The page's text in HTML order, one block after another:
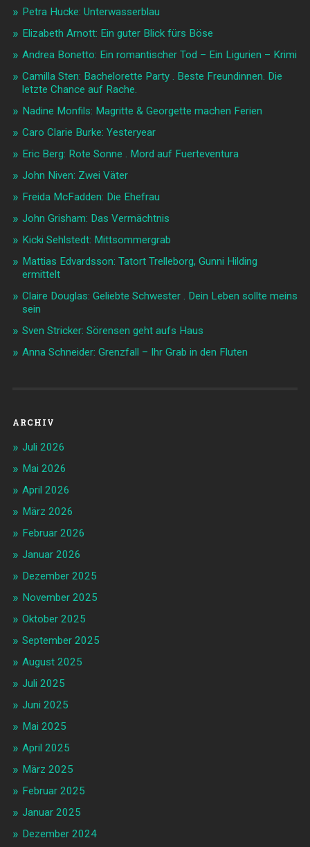
Petra Hucke: Unterwasserblau
Elizabeth Arnott: Ein guter Blick fürs Böse
Andrea Bonetto: Ein romantischer Tod – Ein Ligurien – Krimi
Camilla Sten: Bachelorette Party . Beste Freundinnen. Die
letzte Chance auf Rache.
Nadine Monfils: Magritte & Georgette machen Ferien
Caro Clarie Burke: Yesteryear
Eric Berg: Rote Sonne . Mord auf Fuerteventura
John Niven: Zwei Väter
Freida McFadden: Die Ehefrau
John Grisham: Das Vermächtnis
Kicki Sehlstedt: Mittsommergrab
Mattias Edvardsson: Tatort Trelleborg, Gunni Hilding
ermittelt
Claire Douglas: Geliebte Schwester . Dein Leben sollte meins
sein
Sven Stricker: Sörensen geht aufs Haus
Anna Schneider: Grenzfall – Ihr Grab in den Fluten
ARCHIV
Juli 2026
Mai 2026
April 2026
März 2026
Februar 2026
Januar 2026
Dezember 2025
November 2025
Oktober 2025
September 2025
August 2025
Juli 2025
Juni 2025
Mai 2025
April 2025
März 2025
Februar 2025
Januar 2025
Dezember 2024